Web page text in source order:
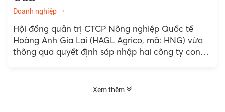
Doanh nghiệp
Hội đồng quản trị CTCP Nông nghiệp Quốc tế
Hoàng Anh Gia Lai (HAGL Agrico, mã: HNG) vừa
thông qua quyết định sáp nhập hai công ty con
Xem thêm